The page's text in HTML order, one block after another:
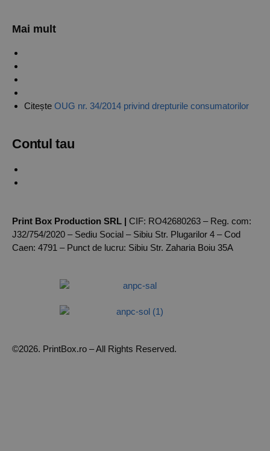
Mai mult
Citește OUG nr. 34/2014 privind drepturile consumatorilor
Contul tau
Print Box Production SRL | CIF: RO42680263 – Reg. com:
J32/754/2020 – Sediu Social – Sibiu Str. Plugarilor 4 – Cod
Caen: 4791 – Punct de lucru: Sibiu Str. Zaharia Boiu 35A
©2026. PrintBox.ro – All Rights Reserved.